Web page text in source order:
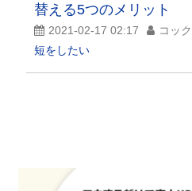
替える5つのメリット
2021-02-17 02:17 コッ
短をしたい